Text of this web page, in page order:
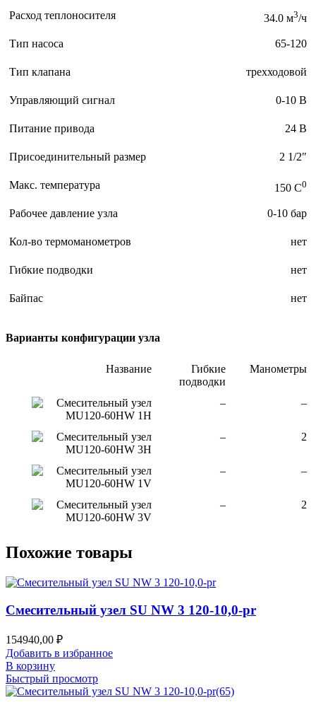
Расход теплоносителя 34.0 м3/ч
Тип насоса 65-120
Тип клапана трехходовой
Управляющий сигнал 0-10 В
Питание привода 24 В
Присоединительный размер 2 1/2″
Макс. температура 150 C0
Рабочее давление узла 0-10 бар
Кол-во термоманометров нет
Гибкие подводки нет
Байпас нет
Варианты конфигурации узла
Название
Гибкие
подводки
Манометры
Смесительный узел
MU120-60HW 1H
– –
Смесительный узел
MU120-60HW 3H
– 2
Смесительный узел
MU120-60HW 1V
– –
Смесительный узел
MU120-60HW 3V
– 2
Похожие товары
Смесительный узел SU NW 3 120-10,0-pr
154940,00 ₽
Добавить в избранное
В корзину
Быстрый просмотр